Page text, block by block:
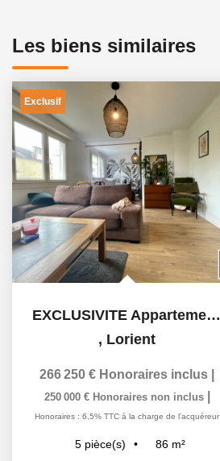
Les biens similaires
Exclusif
EXCLUSIVITE Appartement Lorient- le rouho - 4 pièce(s) 86...
, Lorient
266 250 € Honoraires inclus
250 000 € Honoraires non inclus
Honoraires : 6,5% TTC à la charge de l'acquéreur
5 pièce(s) 86 m²